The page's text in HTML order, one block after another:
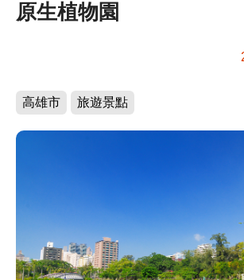
原生植物園
高雄市 旅遊景點